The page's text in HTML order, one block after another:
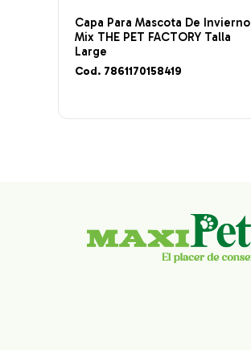
Capa Para Mascota De Invierno
Mix THE PET FACTORY Talla
Large
Cod. 7861170158419